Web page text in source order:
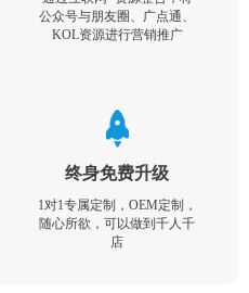
公众号与朋友圈、广点通、
KOL资源进行营销推广
终身免费升级
1对1专属定制，OEM定制，
随心所欲，可以做到千人千
店